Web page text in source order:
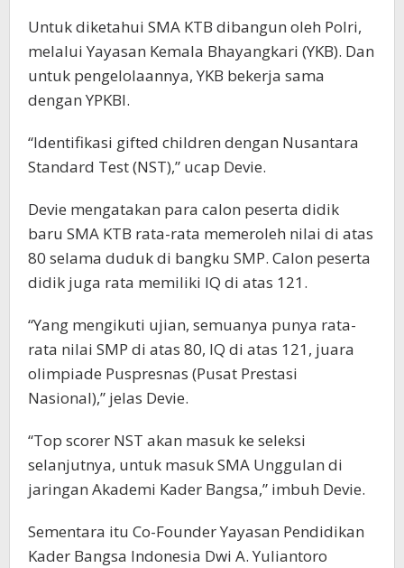
Untuk diketahui SMA KTB dibangun oleh Polri,
melalui Yayasan Kemala Bhayangkari (YKB). Dan
untuk pengelolaannya, YKB bekerja sama
dengan YPKBI.
“Identifikasi gifted children dengan Nusantara
Standard Test (NST),” ucap Devie.
Devie mengatakan para calon peserta didik
baru SMA KTB rata-rata memeroleh nilai di atas
80 selama duduk di bangku SMP. Calon peserta
didik juga rata memiliki IQ di atas 121.
“Yang mengikuti ujian, semuanya punya rata-
rata nilai SMP di atas 80, IQ di atas 121, juara
olimpiade Puspresnas (Pusat Prestasi
Nasional),” jelas Devie.
“Top scorer NST akan masuk ke seleksi
selanjutnya, untuk masuk SMA Unggulan di
jaringan Akademi Kader Bangsa,” imbuh Devie.
Sementara itu Co-Founder Yayasan Pendidikan
Kader Bangsa Indonesia Dwi A. Yuliantoro